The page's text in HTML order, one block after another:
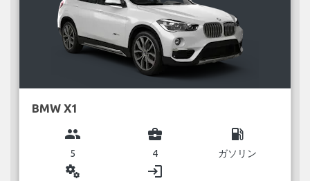
BMW X1
group
5
business_center
4
local_gas_station
ガソリン
miscellaneous_services login